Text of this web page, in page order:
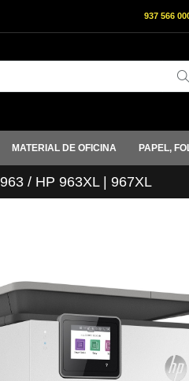
937 566
MATERIAL DE OFICINA PAPEL,
/ HP 963XL | 967XL